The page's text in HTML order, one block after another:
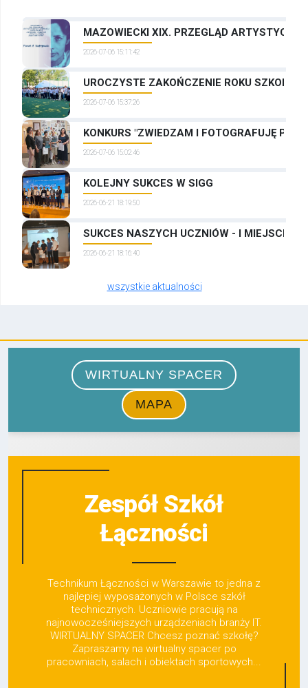
MAZOWIECKI XIX. PRZEGLĄD
2026-07-06 15:11:42
UROCZYSTE ZAKOŃCZENIE ROKU
2026-07-06 15:37:26
KONKURS "ZWIEDZAM I FOTOGRAFUJĘ
2026-07-06 15:02:46
KOLEJNY SUKCES W SIGG
2026-06-21 18:19:50
SUKCES NASZYCH UCZNIÓW - I MIEJSCE W
2026-06-21 18:16:40
wszystkie aktualności
Zespół Szkół
Łączności
Technikum Łączności w Warszawie to jedna z
najlepiej wyposażonych w Polsce szkół
technicznych. Uczniowie pracują na
najnowocześniejszych urządzeniach branży IT.
WIRTUALNY SPACER Chcesz poznać szkołę?
Zapraszamy na wirtualny spacer po
pracowniach, salach i obiektach sportowych...